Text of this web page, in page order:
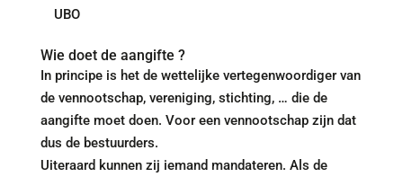
UBO
Wie doet de aangifte ?
In principe is het de wettelijke vertegenwoordiger van
de vennootschap, vereniging, stichting, … die de
aangifte moet doen. Voor een vennootschap zijn dat
dus de bestuurders.
Uiteraard kunnen zij iemand mandateren. Als de